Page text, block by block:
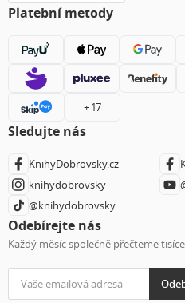
Platební metody
+ 17
Sledujte nás
KnihyDobrovsky.cz
knihydobrovsky
@knihydobrovsky
Odebírejte nás
Každý měsíc společně přečteme